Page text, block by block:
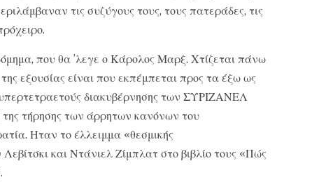
τις συζύγους τους, τους πατεράδες, τις
που θα ’λεγε ο Κάρολος Μαρξ. Χτίζεται πάνω
εξουσίας είναι που εκπέμπεται προς τα έξω ως
διακυβέρνησης των ΣΥΡΙΖΑΝΕΛ
τήρησης των άρρητων κανόνων του
Ηταν το έλλειμμα «θεσμικής
και Ντάνιελ Ζίμπλατ στο βιβλίο τους «Πώς